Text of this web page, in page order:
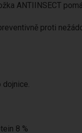
ANTIINSECT
proti
dojnice.
8 %